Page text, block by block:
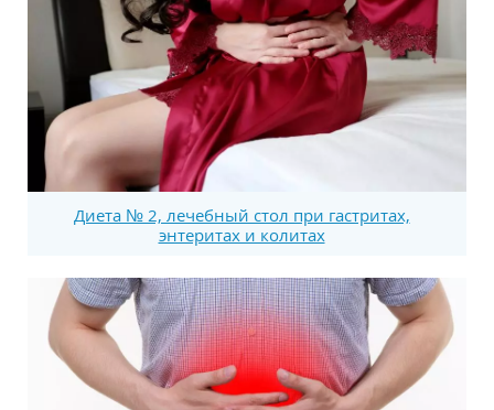
Диета № 2, лечебный стол при гастритах,
энтеритах и колитах